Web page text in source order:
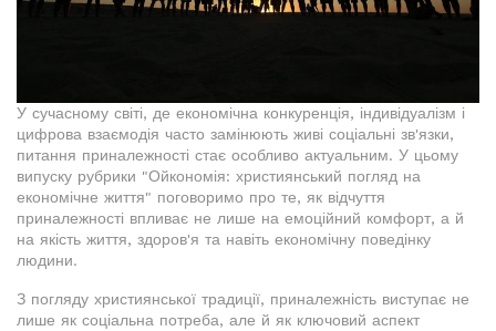
У сучасному світі, де економічна конкуренція, індивідуалізм і
цифрова взаємодія часто замінюють живі соціальні зв'язки,
питання приналежності стає особливо актуальним. У цьому
випуску рубрики "Ойкономія: християнський погляд на
економічне життя" поговоримо про те, як відчуття
приналежності впливає не лише на емоційний комфорт, а й
на якість життя, здоров'я та навіть економічну поведінку
людини.
З погляду християнської традиції, приналежність виступає не
лише як соціальна потреба, але й як ключовий аспект